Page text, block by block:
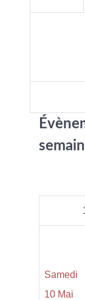
Samedi
10 Mai